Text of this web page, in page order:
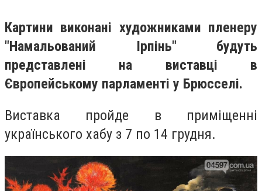
Картини виконані художниками пленеру
"Намальований Ірпінь" будуть
представлені на виставці в
Європейському парламенті у Брюсселі.
Виставка пройде в приміщенні
українського хабу з 7 по 14 грудня.